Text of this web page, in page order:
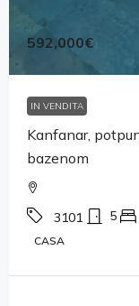
592,000€
IN VENDITA
Kanfanar,
bazenom
3101 5
CASA